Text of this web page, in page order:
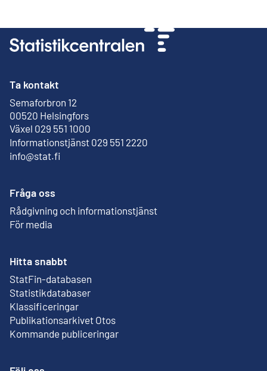
Ta kontakt
Semaforbron 12
00520 Helsingfors
Extern länk
Växel 029 551 1000
Informationstjänst 029 551 2220
info@stat.fi
Fråga oss
Rådgivning och informationstjänst
För media
Hitta snabbt
StatFin-databasen
Extern länk
Statistikdatabaser
Klassificeringar
Publikationsarkivet Otos
Extern länk
Kommande publiceringar